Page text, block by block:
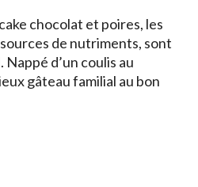
chocolat et poires, les
de nutriments, sont
Nappé d’un coulis au
gâteau familial au bon